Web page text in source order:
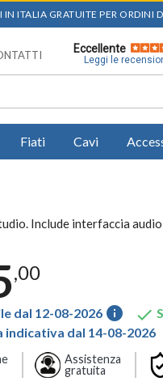
IN ITALIA GRATUITE PER ORDINI
Eccellente
Leggi le
Fiati Cavi
Include interfaccia audio
,00
dal 12-08-2026 info 
indicativa dal 14-08-2026
Assistenza
gratuita